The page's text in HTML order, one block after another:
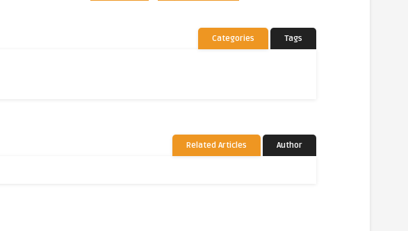
Categories Tags
Related Articles Author